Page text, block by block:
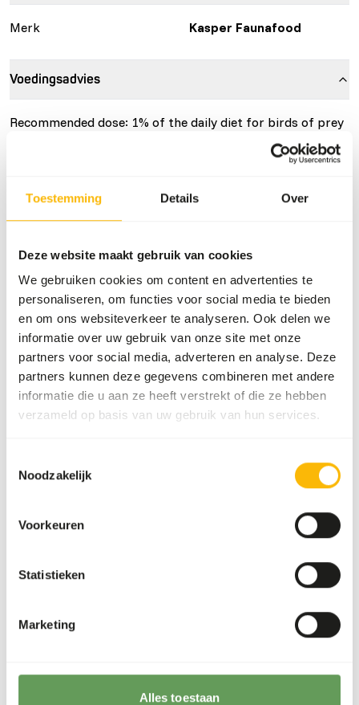
Toestemming Details Over
Deze website maakt gebruik van cookies
We gebruiken cookies om content en advertenties te
personaliseren, om functies voor social media te bieden
en om ons websiteverkeer te analyseren. Ook delen we
informatie over uw gebruik van onze site met onze
partners voor social media, adverteren en analyse. Deze
partners kunnen deze gegevens combineren met andere
informatie die u aan ze heeft verstrekt of die ze hebben
verzameld op basis van uw gebruik van hun services.
Noodzakelijk
Voorkeuren
Statistieken
Marketing
Alles toestaan
Carnizoo is a complementary feed for carnivore birds of
prey and reptiles.
• Contains a balanced level of vitamins and minerals for
good health.
• Ensures the development of strong and light bones.
• Contains omega 3-fatty acids EPA and DHA to support
the immune system and the ability to be learned and
• Contains taurine and L-Carnitine.
Merk Kasper Faunafood
Voedingsadvies
Recommended dose: 1% of the daily diet for birds of prey
and meat-eating reptiles. The small dosage spoon
Ook interessant
AB599